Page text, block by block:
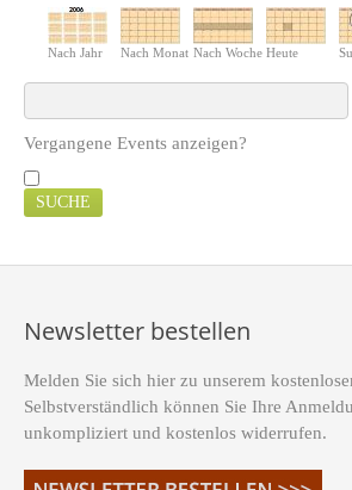
Nach Jahr Nach Monat Nach Woche Heute
Vergangene Events anzeigen?
Newsletter bestellen
Melden Sie sich hier zu unserem
Selbstverständlich können Sie Ihre
unkompliziert und kostenlos widerrufen.